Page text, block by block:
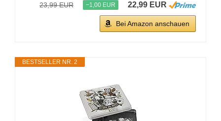
23,99 EUR −1,00 EUR 22,99 EUR
Bei Amazon anschauen
BESTSELLER NR. 2